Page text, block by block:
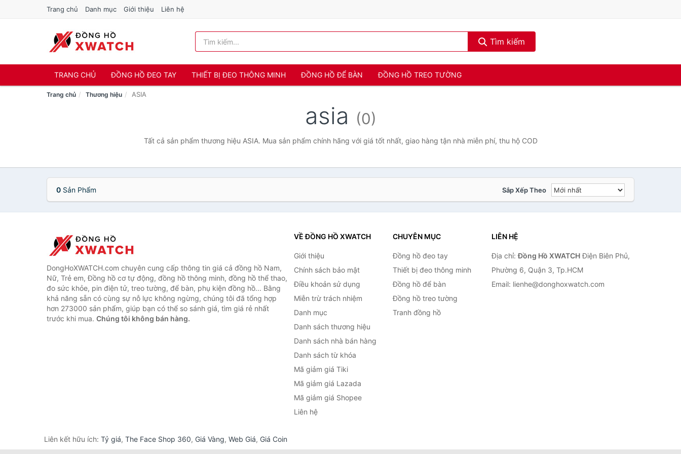
Trang chủ Danh mục Giới thiệu Liên hệ
Tìm kiếm
TRANG CHỦ ĐỒNG HỒ ĐEO TAY THIẾT BỊ ĐEO THÔNG MINH ĐỒNG HỒ ĐỂ BÀN ĐỒNG HỒ TREO TƯỜNG
Trang chủ Thương hiệu ASIA
asia (0)
Tất cả sản phẩm thương hiệu ASIA. Mua sản phẩm chính hãng với giá tốt nhất, giao hàng tận nhà miễn phí, thu hộ COD
0 Sản Phẩm Sắp Xếp Theo
DongHoXWATCH.com chuyên cung cấp thông tin giá cả đồng hồ Nam,
Nữ, Trẻ em, Đồng hồ cơ tự động, đồng hồ thông minh, đồng hồ thể thao,
đo sức khỏe, pin điện tử, treo tường, để bàn, phụ kiện đồng hồ... Bằng
khả năng sẵn có cùng sự nỗ lực không ngừng, chúng tôi đã tổng hợp
hơn 273000 sản phẩm, giúp bạn có thể so sánh giá, tìm giá rẻ nhất
trước khi mua. Chúng tôi không bán hàng.
VỀ ĐỒNG HỒ XWATCH
Giới thiệu
Chính sách bảo mật
Điều khoản sử dụng
Miễn trừ trách nhiệm
Danh mục
Danh sách thương hiệu
Danh sách nhà bán hàng
Danh sách từ khóa
Mã giảm giá Tiki
Mã giảm giá Lazada
Mã giảm giá Shopee
Liên hệ
CHUYÊN MỤC
Đồng hồ đeo tay
Thiết bị đeo thông minh
Đồng hồ để bàn
Đồng hồ treo tường
Tranh đồng hồ
LIÊN HỆ
Địa chỉ:Đồng Hồ XWATCHĐiện Biên Phủ,
Phường 6, Quận 3, Tp.HCM
Email: lienhe@donghoxwatch.com
Liên kết hữu ích: Tỷ giá, The Face Shop 360, Giá Vàng, Web Giá, Giá Coin